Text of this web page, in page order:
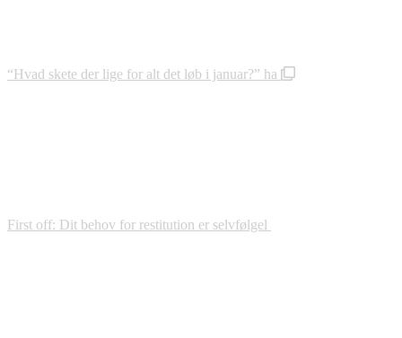
“Hvad skete der lige for alt det løb i januar?” ha
First off: Dit behov for restitution er selvfølgel